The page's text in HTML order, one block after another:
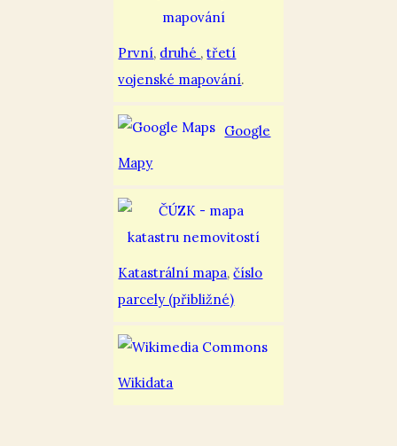
První, druhé ,třetí
vojenské mapování.
Google
Mapy
Katastrální mapa,číslo
parcely (přibližné)
Wikidata